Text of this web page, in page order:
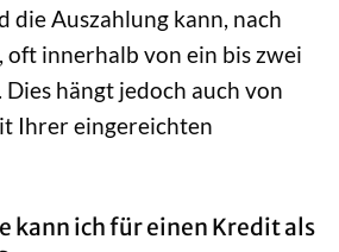
die Auszahlung kann, nach
innerhalb von ein bis zwei
hängt jedoch auch von
Ihrer eingereichten
kann ich für einen Kredit als